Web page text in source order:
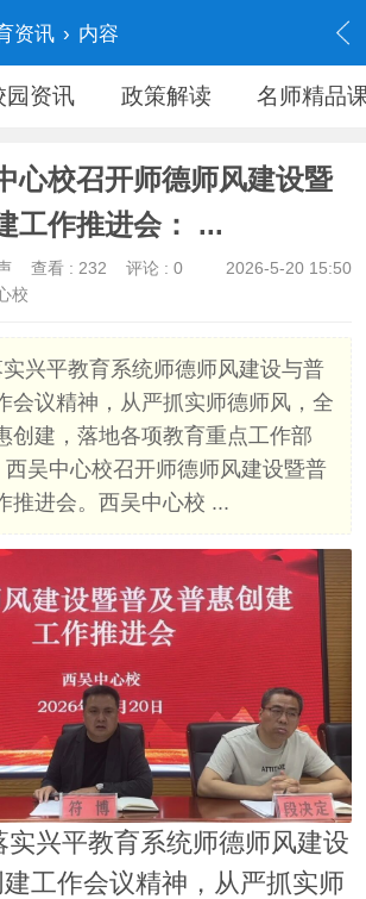
资讯 › 内容
园资讯 政策解读 名师精品
心校召开师德师风建设暨
工作推进会： ...
2026-5-20 15:50
查看 : 232
评论 : 0
校
兴平教育系统师德师风建设与普
会议精神，从严抓实师德师风，全
创建，落地各项教育重点工作部
吴中心校召开师德师风建设暨普
推进会。西吴中心校 ...
平教育系统师德师风建设
工作会议精神，从严抓实师